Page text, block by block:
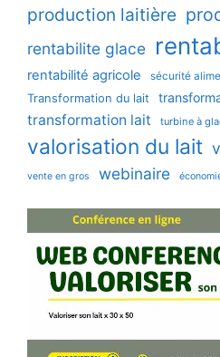
production laitière
rentabilite glace
rentabilité agricole sécurité
Transformation du lait
transformation lait turbine à
valorisation du lait
vente en gros webinaire